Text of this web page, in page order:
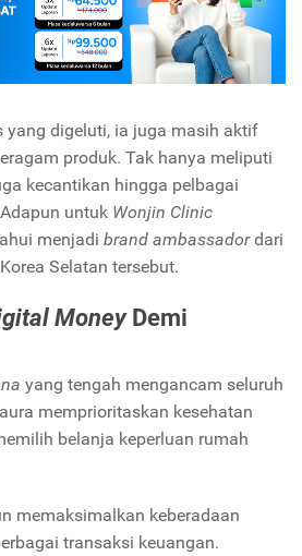
yang digeluti, ia juga masih aktif
produk. Tak hanya meliputi
kecantikan hingga pelbagai
untuk Wonjin Clinic
menjadi brand ambassadordari
Selatan tersebut.
MoneyDemi
yang tengah mengancam seluruh
memprioritaskan kesehatan
belanja keperluan rumah
memaksimalkan keberadaan
transaksi keuangan.